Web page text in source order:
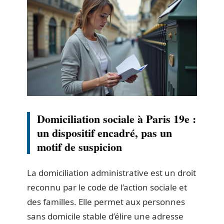
Domiciliation sociale à Paris 19e :
un dispositif encadré, pas un
motif de suspicion
La domiciliation administrative est un droit
reconnu par le code de l’action sociale et
des familles. Elle permet aux personnes
sans domicile stable d’élire une adresse